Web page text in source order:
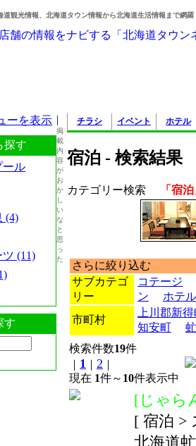
道観光情報、北海道タウン情報から北海道生活情報まで網羅
ーを表示
探す
ール
(4)
(11)
す
チラシ イベント ホテル
宿泊 - 検索結果
カテゴリー検索 「宿
さらに絞り込む
サブカテゴ
リー
コテージ
ン
ホテル
市町村
上川郡新
知安町
検索件数19件
1 2
現在 1件～ 10件表示中
[じゃら
[ 宿泊
北海道
|
掲
載
内
容
が
お
か
し
い
な
と
思
っ
た